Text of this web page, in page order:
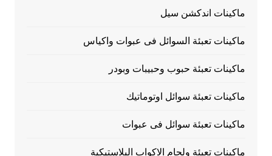
ماكينات اندكشن سيل
ماكينات تعبئة السوائل فى عبوات واكياس
ماكينات تعبئة حبوب وحبيبات وبودر
ماكينات تعبئة سوائل اوتوماتيك
ماكينات تعبئة سوائل فى عبوات
ماكينات تعبئة ولحام الاكواب البلاستيكية